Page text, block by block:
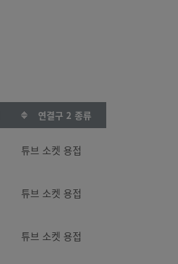
연결구 2 종류
튜브 소켓 용접
튜브 소켓 용접
튜브 소켓 용접